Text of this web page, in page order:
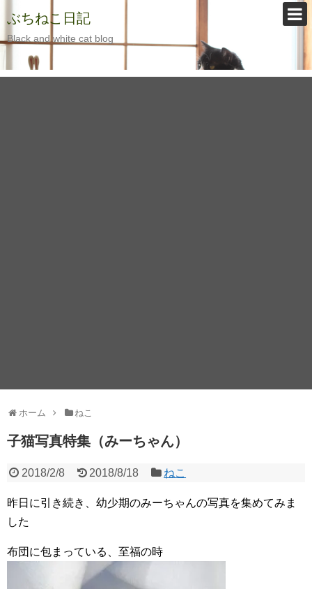
ぶちねこ日記
Black and white cat blog
ホーム ねこ
子猫写真特集（みーちゃん）
2018/2/8 2018/8/18 ねこ
昨日に引き続き、幼少期のみーちゃんの写真を集めてみま
した
布団に包まっている、至福の時